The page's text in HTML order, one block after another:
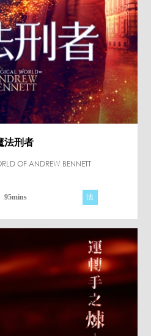
法刑者
OF ANDREW BENNETT
95mins 法